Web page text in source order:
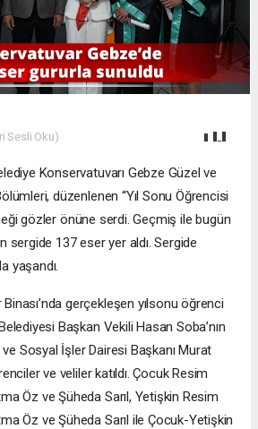
Sesli Oku)
Konservatuvarı Gebze Güzel ve
düzenlenen “Yıl Sonu Öğrencisi
gözler önüne serdi. Geçmiş ile bugün
sergide 137 eser yer aldı. Sergide
yaşandı.
gerçekleşen yılsonu öğrenci
Başkan Vekili Hasan Soba’nın
ve Sosyal İşler Dairesi Başkanı Murat
ve veliler katıldı. Çocuk Resim
Öz ve Şüheda Sarıl, Yetişkin Resim
Öz ve Şüheda Sarıl ile Çocuk-Yetişkin